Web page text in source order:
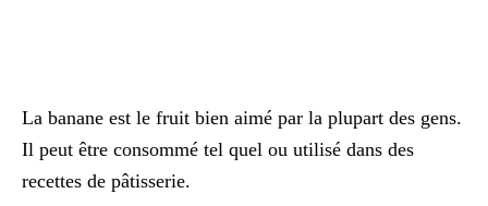
La banane est le fruit bien aimé par la plupart des gens.
Il peut être consommé tel quel ou utilisé dans des
recettes de pâtisserie.